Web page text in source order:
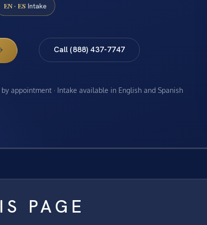
EN · ES Intake
Call (888) 437-7747
appointment · Intake available in English and Spanish
PAGE